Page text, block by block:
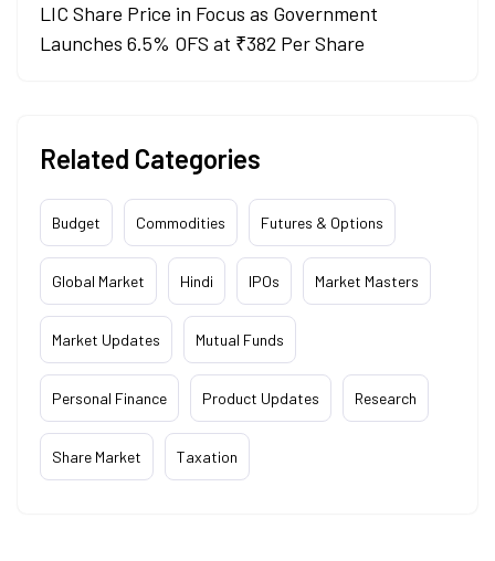
LIC Share Price in Focus as Government
Launches 6.5% OFS at ₹382 Per Share
Related Categories
Budget Commodities Futures & Options
Global Market Hindi IPOs Market Masters
Market Updates Mutual Funds
Personal Finance Product Updates Research
Share Market Taxation